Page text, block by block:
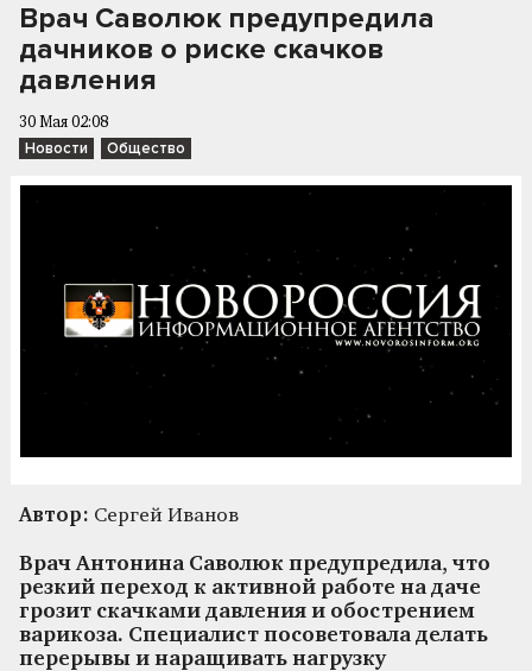
Врач Саволюк предупредила
дачников о риске скачков
давления
30 Мая 02:08
Новости Общество
Автор: Сергей Иванов
Врач Антонина Саволюк предупредила, что
резкий переход к активной работе на даче
грозит скачками давления и обострением
варикоза. Специалист посоветовала делать
перерывы и наращивать нагрузку